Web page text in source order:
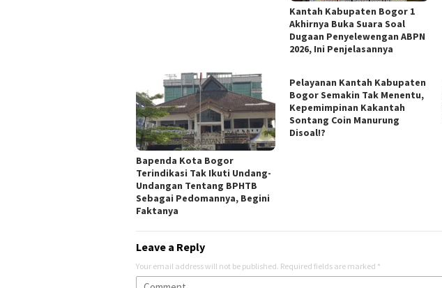
Kantah Kabupaten Bogor 1
Akhirnya Buka Suara Soal
Dugaan Penyelewengan ABPN
2026, Ini Penjelasannya
Bapenda Kota Bogor
Terindikasi Tak Ikuti Undang-
Undangan Tentang BPHTB
Sebagai Pedomannya, Begini
Faktanya
Pelayanan Kantah Kabupaten
Bogor Semakin Tak Menentu,
Kepemimpinan Kakantah
Sontang Coin Manurung
Disoal!?
Leave a Reply
Your email address will not be published. Required fields are marked *